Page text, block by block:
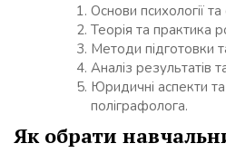
Основи психології та
Теорія та практика
Методи підготовки
Аналіз результатів
Юридичні аспекти
поліграфолога.
Як обрати